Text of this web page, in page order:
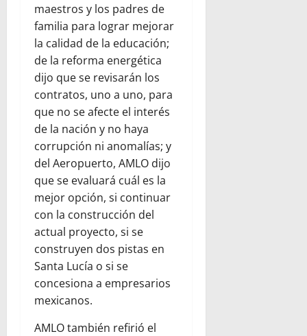
maestros y los padres de
familia para lograr mejorar
la calidad de la educación;
de la reforma energética
dijo que se revisarán los
contratos, uno a uno, para
que no se afecte el interés
de la nación y no haya
corrupción ni anomalías; y
del Aeropuerto, AMLO dijo
que se evaluará cuál es la
mejor opción, si continuar
con la construcción del
actual proyecto, si se
construyen dos pistas en
Santa Lucía o si se
concesiona a empresarios
mexicanos.
AMLO también refirió el